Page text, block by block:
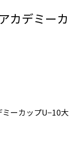
カデミーカ
ーカップU−10大